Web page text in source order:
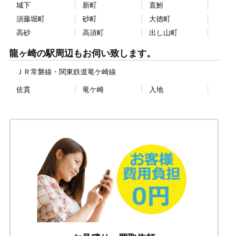
城下
新町
直鮒
須藤堀町
砂町
大徳町
高砂
高須町 出し山町
龍ヶ崎の駅周辺もお伺い致します。
ＪＲ常磐線 関東鉄道竜ケ崎線
佐貫 竜ケ崎 入地